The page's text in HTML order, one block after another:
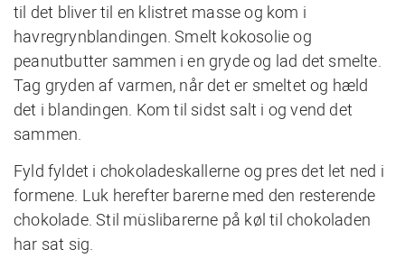
til det bliver til en klistret masse og kom i
havregrynblandingen. Smelt kokosolie og
peanutbutter sammen i en gryde og lad det smelte.
Tag gryden af varmen, når det er smeltet og hæld
det i blandingen. Kom til sidst salt i og vend det
sammen.
Fyld fyldet i chokoladeskallerne og pres det let ned i
formene. Luk herefter barerne med den resterende
chokolade. Stil müslibarerne på køl til chokoladen
har sat sig.